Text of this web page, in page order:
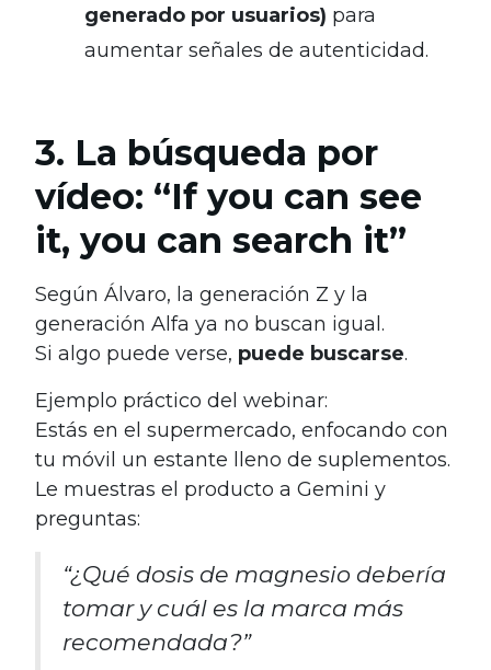
generado por usuarios) para
aumentar señales de autenticidad.
3. La búsqueda por
vídeo: “If you can see
it, you can search it”
Según Álvaro, la generación Z y la
generación Alfa ya no buscan igual.
Si algo puede verse, puede buscarse.
Ejemplo práctico del webinar:
Estás en el supermercado, enfocando con
tu móvil un estante lleno de suplementos.
Le muestras el producto a Gemini y
preguntas:
“¿Qué dosis de magnesio debería
tomar y cuál es la marca más
recomendada?”